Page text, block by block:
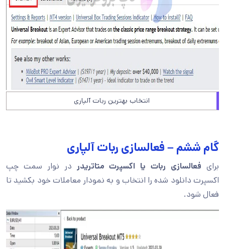
انتخاب بهترین ربات آلپاری
گام ششم – فعالسازی ربات آلپاری
برای فعالسازی ربات یا اکسپرت متاتریدر در نوار سمت چپ
اکسپرت دانلود شده را انتخاب و به نمودار معاملات خود بکشید تا
فعال شود.